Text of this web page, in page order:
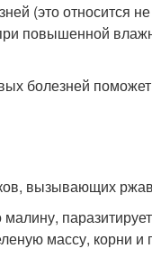
(это относится
повышенной
болезней
вызывающих
массу, корни